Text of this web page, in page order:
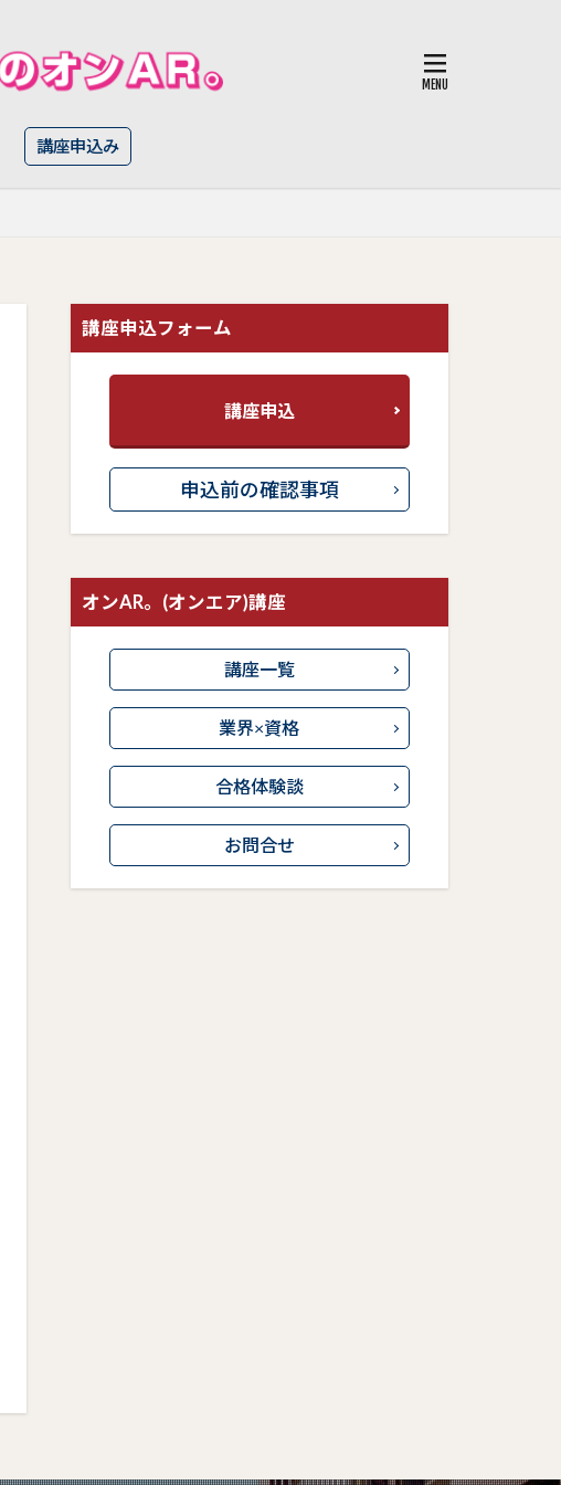
講座申込み
講座申込フォーム
講座申込
申込前の確認事項
オンAR。(オンエア)講座
講座一覧
業界×資格
合格体験談
お問合せ